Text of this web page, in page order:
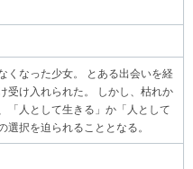
くなった少女。 とある出会いを経
受け入れられた。 しかし、枯れか
「人として生きる」か「人として
選択を迫られることとなる。